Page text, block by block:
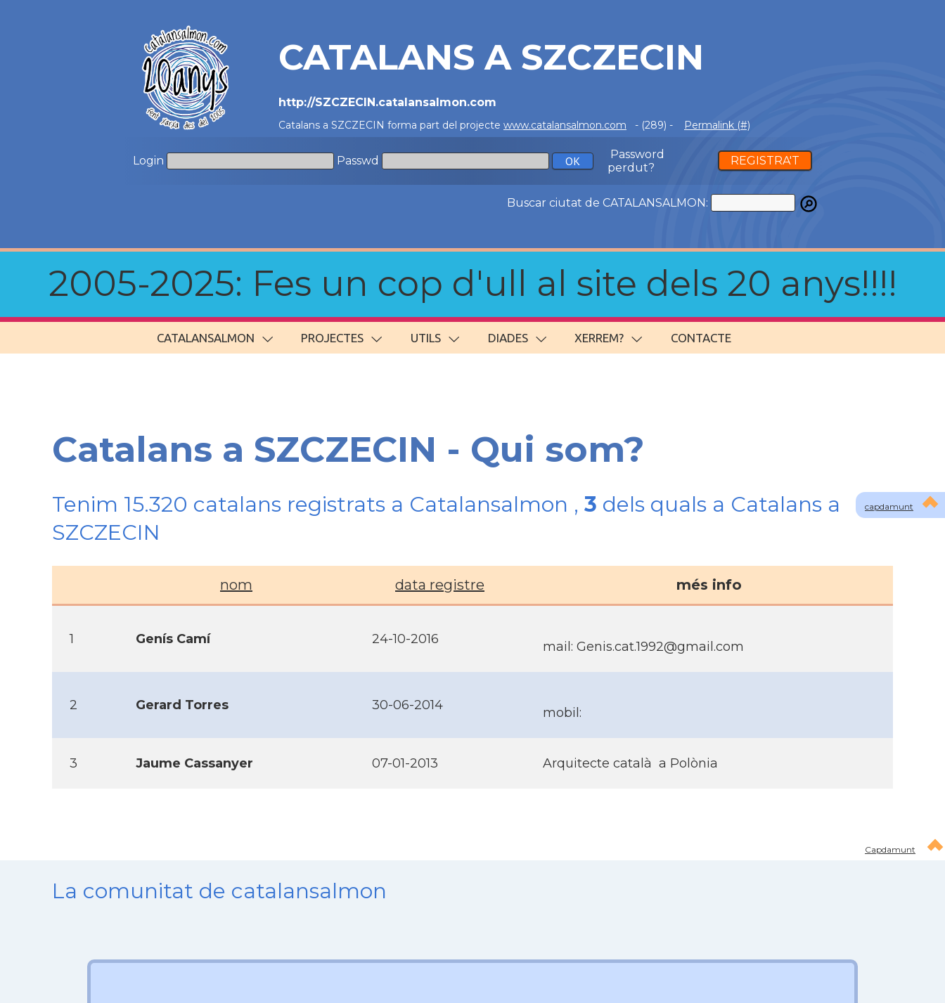
CATALANS A SZCZECIN
http://SZCZECIN.catalansalmon.com
Catalans a SZCZECIN forma part del projecte www.catalansalmon.com - (289) - Permalink (#)
Login Passwd
Password
perdut?
REGISTRA'T
Buscar ciutat de CATALANSALMON:
2005-2025: Fes un cop d'ull al site dels 20 anys!!!!
CATALANSALMON PROJECTES UTILS DIADES XERREM? CONTACTE
capdamunt
Catalans a SZCZECIN - Qui som?
Tenim 15.320 catalans registrats a Catalansalmon , 3 dels quals a Catalans a
SZCZECIN
nom data registre més info
1 Gení­s Camí­ 24-10-2016 mail: Genis.cat.1992@gmail.com
2 Gerard Torres 30-06-2014 mobil:
3 Jaume Cassanyer 07-01-2013 Arquitecte català a Polònia
Capdamunt
La comunitat de catalansalmon